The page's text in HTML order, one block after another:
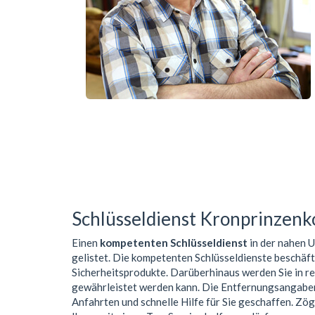
Schlüsseldienst
Einen kompetenten Schlüsseldienst in der nahen
gelistet. Die kompetenten Schlüsseldienste
Sicherheitsprodukte. Darüberhinaus werden Sie in
gewährleistet werden kann. Die
Anfahrten und schnelle Hilfe für Sie geschaffen.